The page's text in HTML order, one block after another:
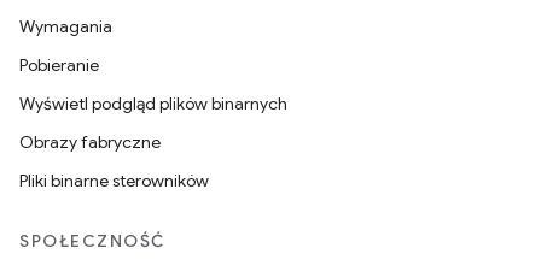
Wymagania
Pobieranie
Wyświetl podgląd plików binarnych
Obrazy fabryczne
Pliki binarne sterowników
SPOŁECZNOŚĆ